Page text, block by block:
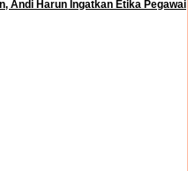
Andi Harun Ingatkan Etika Pegawai